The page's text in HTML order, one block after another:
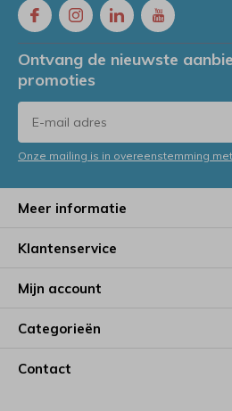
Ontvang de nieuwste
promoties
Onze mailing is in overeenstemming
Meer informatie
Klantenservice
Mijn account
Categorieën
Contact